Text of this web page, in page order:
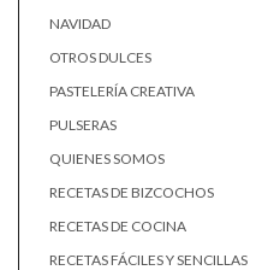
NAVIDAD
OTROS DULCES
PASTELERÍA CREATIVA
PULSERAS
QUIENES SOMOS
RECETAS DE BIZCOCHOS
RECETAS DE COCINA
RECETAS FÁCILES Y SENCILLAS